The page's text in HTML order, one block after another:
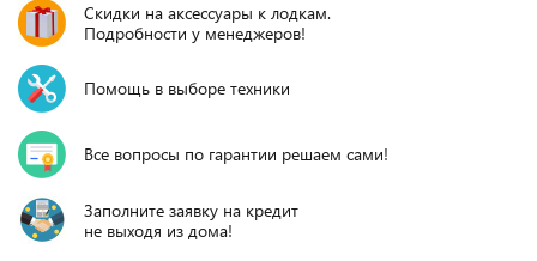
Скидки на аксессуары к лодкам.
Подробности у менеджеров!
Помощь в выборе техники
Все вопросы по гарантии решаем сами!
Заполните заявку на кредит
не выходя из дома!